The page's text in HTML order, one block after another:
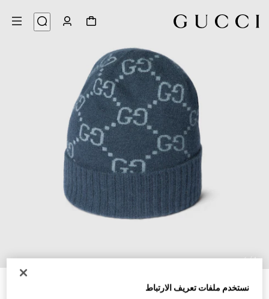
1
/
4
قبعة من الكشمير بشعار GG
نستخدم ملفات تعريف الارتباط